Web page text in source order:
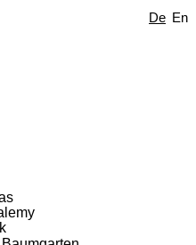
De En